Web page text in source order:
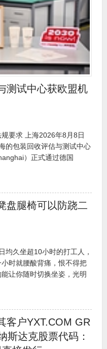
测试中心获欧盟机
要求 上海2026年8月8日
的包装回收评估与测试中心
）正式通过德国
盘腿椅可以防跷二
久坐超10小时的打工人，
时就腰酸背痛，恨不得把
让你随时切换坐姿，光明
客户YXT.COM GR
斯达克股票代码：